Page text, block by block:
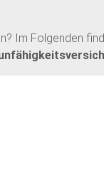
Im Folgenden